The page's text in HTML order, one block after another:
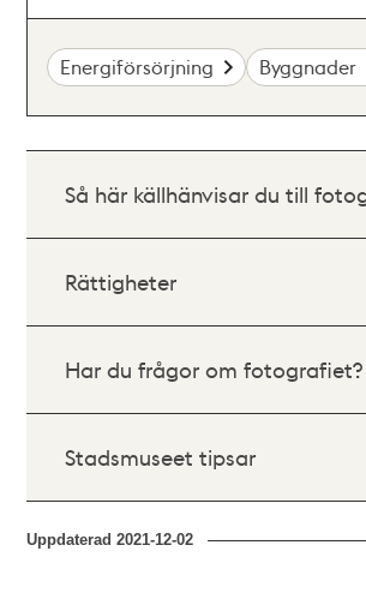
Energiförsörjning Byggnader
Så här källhänvisar du till
Rättigheter
Har du frågor om fotografiet?
Stadsmuseet tipsar
Uppdaterad2021-12-02